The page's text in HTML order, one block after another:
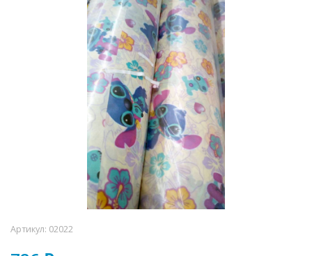
Артикул: 02022